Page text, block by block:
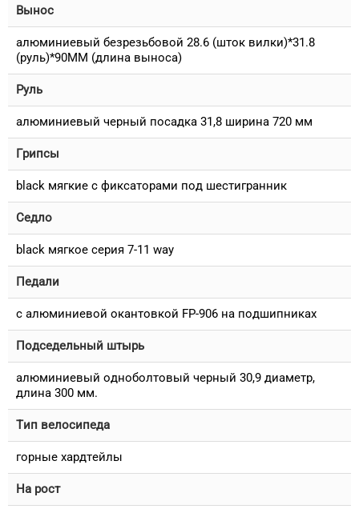
Вынос
алюминиевый безрезьбовой 28.6 (шток вилки)*31.8
(руль)*90MM (длина выноса)
Руль
алюминиевый черный посадка 31,8 ширина 720 мм
Грипсы
black мягкие c фиксаторами под шестигранник
Седло
black мягкое серия 7-11 way
Педали
с алюминиевой окантовкой FP-906 на подшипниках
Подседельный штырь
алюминиевый одноболтовый черный 30,9 диаметр,
длина 300 мм.
Тип велосипеда
горные хардтейлы
На рост